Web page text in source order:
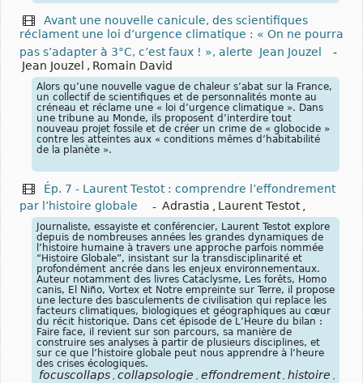
Avant une nouvelle canicule, des scientifiques
réclament une loi d’urgence climatique : « On ne pourra
pas s’adapter à 3°C, c’est faux ! », alerte Jean Jouzel
-
Jean Jouzel , Romain David
Alors qu’une nouvelle vague de chaleur s’abat sur la France,
un collectif de scientifiques et de personnalités monte au
créneau et réclame une « loi d’urgence climatique ». Dans
une tribune au Monde, ils proposent d’interdire tout
nouveau projet fossile et de créer un crime de « globocide »
contre les atteintes aux « conditions mêmes d’habitabilité
de la planète ».
Ép. 7 - Laurent Testot : comprendre l’effondrement
par l’histoire globale
- Adrastia , Laurent Testot ,
Journaliste, essayiste et conférencier, Laurent Testot explore
depuis de nombreuses années les grandes dynamiques de
l’histoire humaine à travers une approche parfois nommée
“Histoire Globale”, insistant sur la transdisciplinarité et
profondément ancrée dans les enjeux environnementaux.
Auteur notamment des livres Cataclysme, Les forêts, Homo
canis, El Niño, Vortex et Notre empreinte sur Terre, il propose
une lecture des basculements de civilisation qui replace les
facteurs climatiques, biologiques et géographiques au cœur
du récit historique. Dans cet épisode de L’Heure du bilan :
Faire face, il revient sur son parcours, sa manière de
construire ses analyses à partir de plusieurs disciplines, et
sur ce que l’histoire globale peut nous apprendre à l’heure
des crises écologiques.
focuscollaps , collapsologie , effondrement , histoire ,